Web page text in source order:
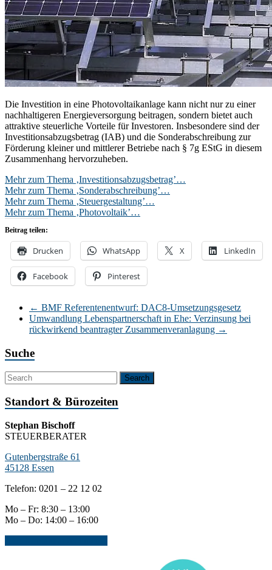
Die Investition in eine Photovoltaikanlage kann nicht nur zu einer
nachhaltigeren Energieversorgung beitragen, sondern bietet auch
attraktive steuerliche Vorteile für Investoren. Insbesondere sind der
Investitionsabzugsbetrag (IAB) und die Sonderabschreibung zur
Förderung kleiner und mittlerer Betriebe nach § 7g EStG in diesem
Zusammenhang hervorzuheben.
Mehr zum Thema ‚Investitionsabzugsbetrag’…
Mehr zum Thema ‚Sonderabschreibung’…
Mehr zum Thema ‚Steuergestaltung’…
Mehr zum Thema ‚Photovoltaik’…
Beitrag teilen:
Drucken WhatsApp X LinkedIn
Facebook Pinterest
← BMF Referentenentwurf: DAC8-Umsetzungsgesetz
Umwandlung Lebenspartnerschaft in Ehe: Verzinsung bei
rückwirkend beantragter Zusammenveranlagung →
Suche
Standort & Bürozeiten
Stephan Bischoff
STEUERBERATER
Gutenbergstraße 61
45128 Essen
Telefon: 0201 – 22 12 02
Mo – Fr: 8:30 – 13:00
Mo – Do: 14:00 – 16:00